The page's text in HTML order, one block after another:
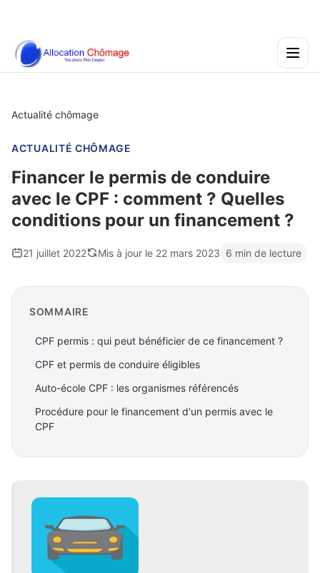
Actualité chômage
ACTUALITÉ CHÔMAGE
Financer le permis de conduire
avec le CPF : comment ? Quelles
conditions pour un financement ?
21 juillet 2022 Mis à jour le 22 mars 2023 6 min de lecture
SOMMAIRE
CPF permis : qui peut bénéficier de ce financement ?
CPF et permis de conduire éligibles
Auto-école CPF : les organismes référencés
Procédure pour le financement d'un permis avec le
CPF